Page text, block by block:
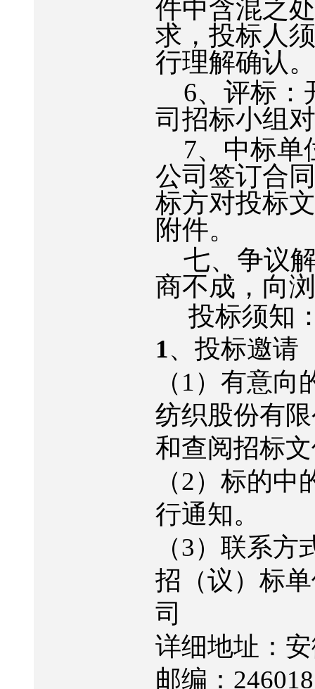
件中含混之
求，投标人
行理解确认。
6、评标：
司招标小组
7、中标单
公司签订合
标方对投标
附件。
七、争议
商不成，向
投标须知
1、投标邀请
（1 ）有意向
纺织股份有
和查阅招标
（2）标的中
行通知。
（3）联系方
招（议）标
司
详细地址：
邮编： 246018